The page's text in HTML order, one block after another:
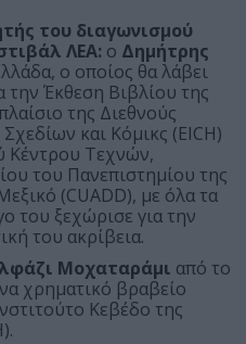
του διαγωνισμού
ΛΕΑ: ο Δημήτρης
ο οποίος θα λάβει
την Έκθεση Βιβλίου της
της Διεθνούς
και Κόμικς (EICH)
Κέντρου Τεχνών,
του Πανεπιστημίου της
(CUADD), με όλα τα
του ξεχώρισε για την
του ακρίβεια.
Μοχαταράμι από το
χρηματικό βραβείο
Κεβέδο της